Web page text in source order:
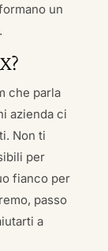
un
che parla
azienda ci
Non ti
per
fianco per
passo
a